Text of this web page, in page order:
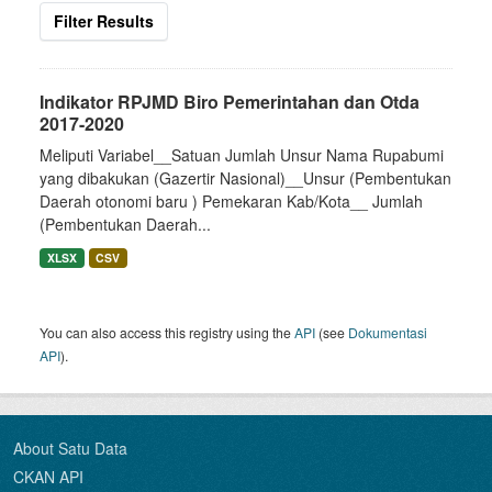
Filter Results
Indikator RPJMD Biro Pemerintahan dan Otda
2017-2020
Meliputi Variabel__Satuan Jumlah Unsur Nama Rupabumi
yang dibakukan (Gazertir Nasional)__Unsur (Pembentukan
Daerah otonomi baru ) Pemekaran Kab/Kota__ Jumlah
(Pembentukan Daerah...
XLSX CSV
You can also access this registry using theAPI (see Dokumentasi
API).
About Satu Data
CKAN API